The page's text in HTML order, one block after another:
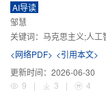
AI导读
邹慧
关键词： 马克思主义;人工智
<网络PDF> <引用本文>
更新时间： 2026-06-30
9
| 3 | 4